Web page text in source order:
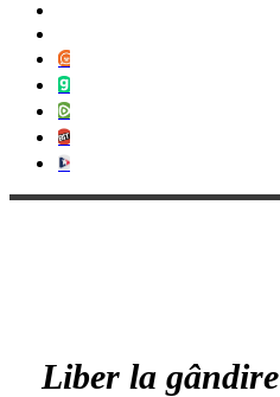
Liber la gândire